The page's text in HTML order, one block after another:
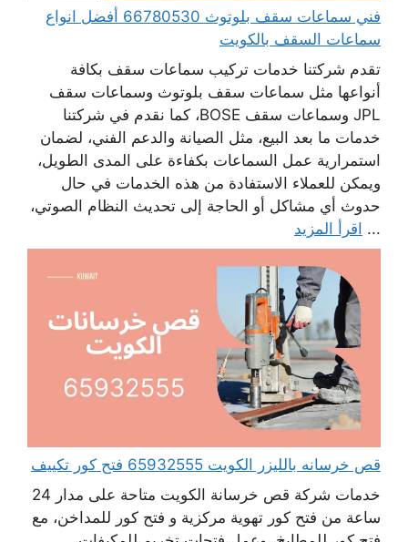
فني سماعات سقف بلوتوث 66780530 أفضل انواع
سماعات السقف بالكويت
تقدم شركتنا خدمات تركيب سماعات سقف بكافة
أنواعها مثل سماعات سقف بلوتوث وسماعات سقف
JPL وسماعات سقف BOSE، كما نقدم في شركتنا
خدمات ما بعد البيع، مثل الصيانة والدعم الفني، لضمان
استمرارية عمل السماعات بكفاءة على المدى الطويل،
ويمكن للعملاء الاستفادة من هذه الخدمات في حال
حدوث أي مشاكل أو الحاجة إلى تحديث النظام الصوتي،
... اقرأ المزيد
قص خرسانه بالليزر الكويت 65932555 فتح كور تكييف
خدمات شركة قص خرسانة الكويت متاحة على مدار 24
ساعة من فتح كور تهوية مركزية و فتح كور للمداخن، مع